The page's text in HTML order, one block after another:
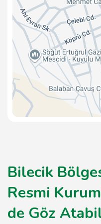
Bilecik
Resmi
de Göz